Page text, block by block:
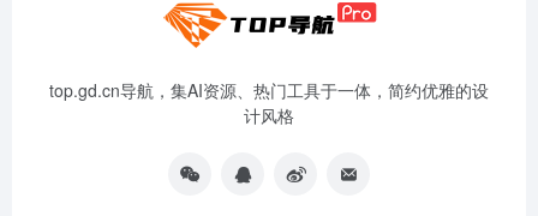
top.gd.cn导航，集AI资源、热门工具于一体，简约优雅的设
计风格